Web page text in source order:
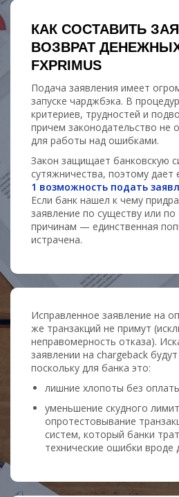
КАК СОСТАВИТЬ
ВОЗВРАТ
FXPRIMUS
Подача заявления имеет
запуске чарджбэка. В
критериев, трудностей и
причем законодательство не
для работы над ошибками.
Закон защищает банковскую
сутяжничества, поэтому дает
1 возможность подать
Если банк нашел к чему
заявление по существу или
причинам — единственная
истрачена.
Исправленное заявление на
же транзакций не примут
неправомерность отказа).
заявлении на chargeback
поскольку для банка это:
лишние хлопоты без оплаты
уменьшение скудного
опротестовывание
систем, который банки
технические ошибки вроде